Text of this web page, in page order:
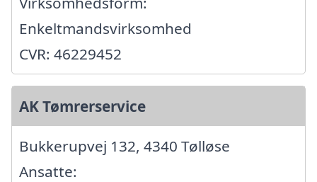
Enkeltmandsvirksomhed
CVR: 46229452
AK Tømrerservice
Bukkerupvej 132, 4340 Tølløse
Ansatte: